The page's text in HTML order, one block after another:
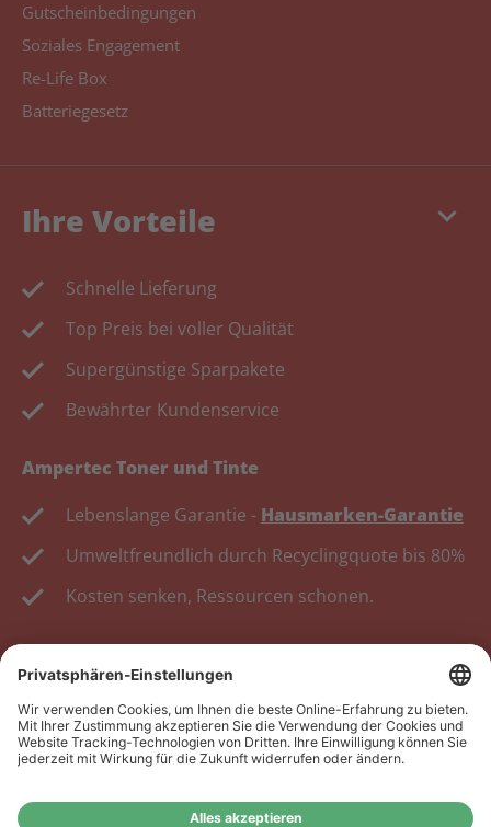
Gutscheinbedingungen
Soziales Engagement
Re-Life Box
Batteriegesetz
keyboard_arrow_down
Ihre Vorteile
Schnelle Lieferung
Top Preis bei voller Qualität
Supergünstige Sparpakete
Bewährter Kundenservice
Ampertec Toner und Tinte
Lebenslange Garantie - Hausmarken-Garantie
Umweltfreundlich durch Recyclingquote bis 80%
Kosten senken, Ressourcen schonen.
Wiederverkäufer:Das Angebot unseres Web-Shops
richtet sich nicht an Wiederverkäufer. Wenn Sie
Wiederverkäufer sind, registrieren Sie sich bitte in